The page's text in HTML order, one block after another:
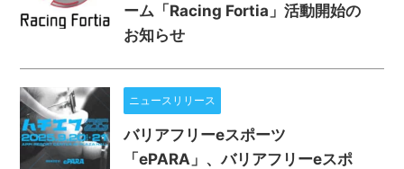
ーム「Racing Fortia」活動開始の
お知らせ
ニュースリリース
バリアフリーeスポーツ
「ePARA」、バリアフリーeスポ